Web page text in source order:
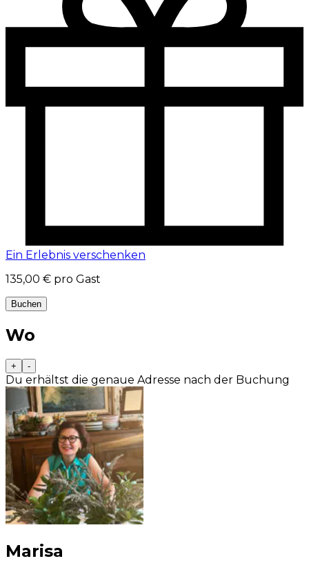
Ein Erlebnis verschenken
135,00 € pro Gast
Buchen
Wo
+ -
Du erhältst die genaue Adresse nach der Buchung
Marisa